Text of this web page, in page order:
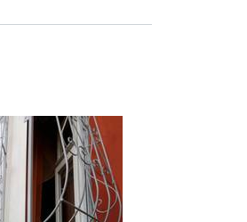
приехали, пришлось
советы по уходу за
замки не ломались. К
акт приема-сдачи
После старой
новая просто